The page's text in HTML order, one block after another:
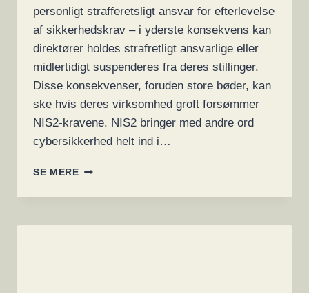
personligt strafferetsligt ansvar for efterlevelse
af sikkerhedskrav – i yderste konsekvens kan
direktører holdes strafretligt ansvarlige eller
midlertidigt suspenderes fra deres stillinger.
Disse konsekvenser, foruden store bøder, kan
ske hvis deres virksomhed groft forsømmer
NIS2-kravene. NIS2 bringer med andre ord
cybersikkerhed helt ind i…
SE MEREEU
LEDELSEN
STRAFFERETSLIGT